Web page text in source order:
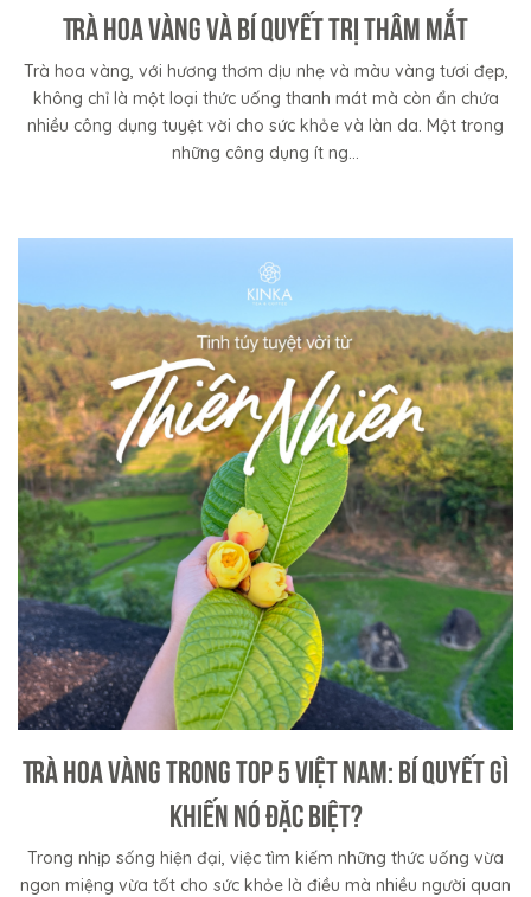
Trà hoa vàng và bí quyết trị thâm mắt
Trà hoa vàng, với hương thơm dịu nhẹ và màu vàng tươi đẹp,
không chỉ là một loại thức uống thanh mát mà còn ẩn chứa
nhiều công dụng tuyệt vời cho sức khỏe và làn da. Một trong
những công dụng ít ng...
Trà hoa vàng trong top 5 Việt Nam: Bí quyết gì
khiến nó đặc biệt?
Trong nhịp sống hiện đại, việc tìm kiếm những thức uống vừa
ngon miệng vừa tốt cho sức khỏe là điều mà nhiều người quan